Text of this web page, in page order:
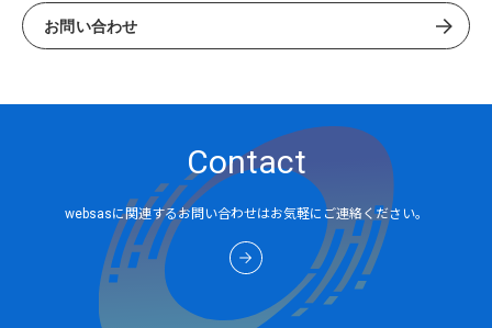
お問い合わせ
Contact
websasに関連するお問い合わせはお気軽にご連絡ください。